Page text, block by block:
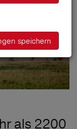
als 2200
speichern